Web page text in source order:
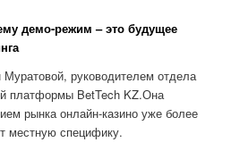
демо-режим – это будущее
руководителем отдела
платформы BetTech KZ.Она
рынка онлайн-казино уже более
местную специфику.